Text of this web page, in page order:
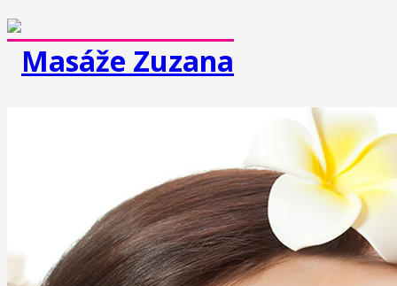
Klasická masáž
Športová masáž
Dornova metóda
Breussova masáž
Mäkké techniky